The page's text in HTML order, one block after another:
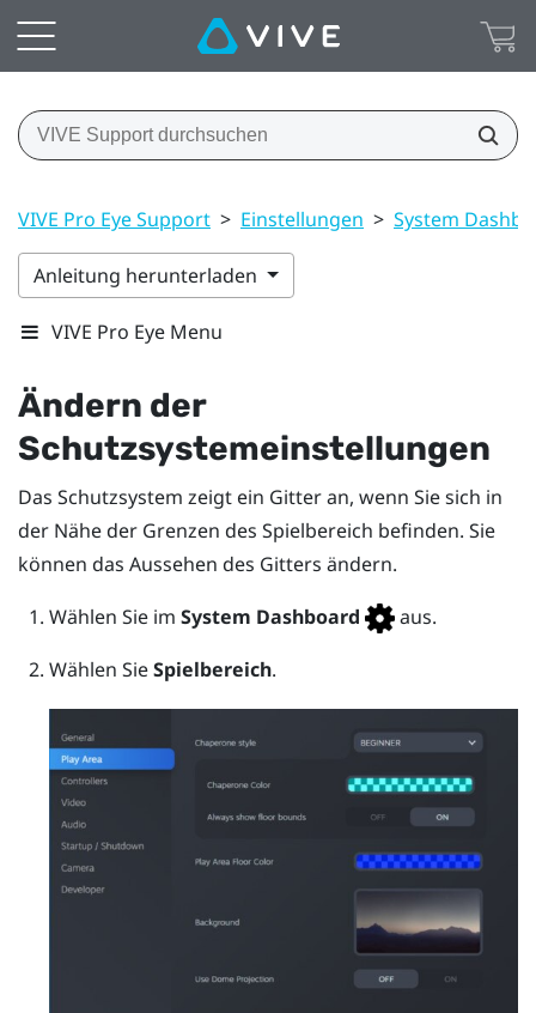
VIVE Pro Eye Support > Einstellungen > System
Anleitung herunterladen
VIVE Pro Eye Menu
Ändern der
Schutzsystemeinstellungen
Das Schutzsystem zeigt ein Gitter an, wenn Sie sich in
der Nähe der Grenzen des Spielbereich befinden. Sie
können das Aussehen des Gitters ändern.
Wählen Sie im System Dashboard aus.
Wählen SieSpielbereich.